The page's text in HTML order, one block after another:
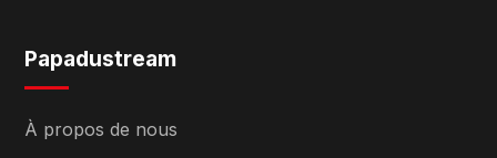
Papadustream
À propos de nous